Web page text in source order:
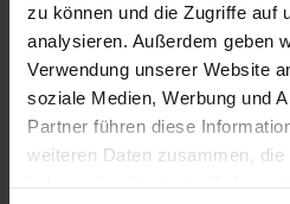
zu können und die Zugriffe auf
analysieren. Außerdem geben
Verwendung unserer Website
soziale Medien, Werbung und
Partner führen diese
weiteren Daten zusammen,